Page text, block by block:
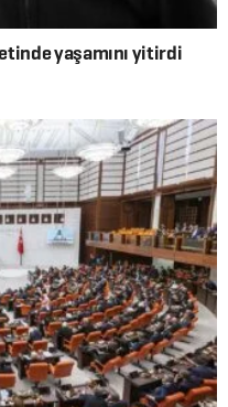
yaşamını yitirdi